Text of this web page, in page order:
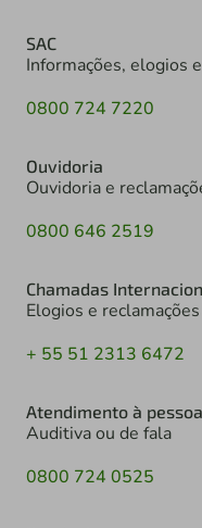
SAC
Informações, elogios
0800 724 7220
Ouvidoria
Ouvidoria e
0800 646 2519
Chamadas
Elogios e reclamações
+ 55 51 2313 6472
Atendimento à
Auditiva ou de fala
0800 724 0525